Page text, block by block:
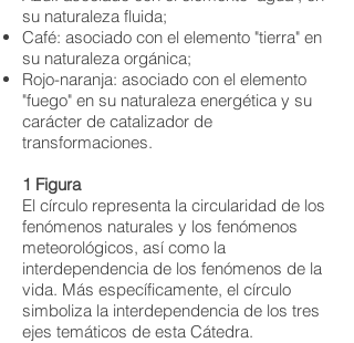
su naturaleza fluida;
Café: asociado con el elemento "tierra" en
su naturaleza orgánica;
Rojo-naranja: asociado con el elemento
"fuego" en su naturaleza energética y su
carácter de catalizador de
transformaciones.
1 Figura
El círculo representa la circularidad de los
fenómenos naturales y los fenómenos
meteorológicos, así como la
interdependencia de los fenómenos de la
vida. Más específicamente, el círculo
simboliza la interdependencia de los tres
ejes temáticos de esta Cátedra.